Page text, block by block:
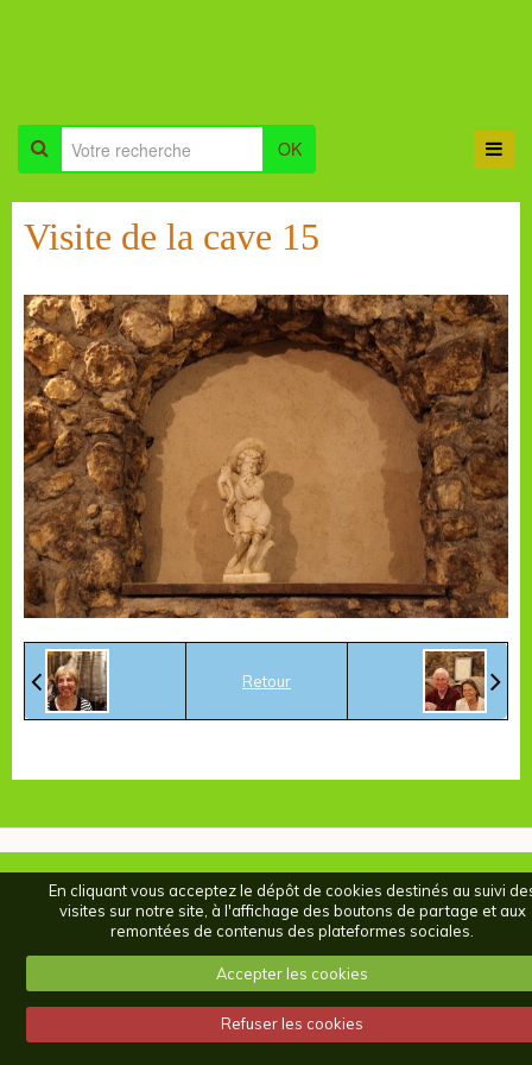
OK
Visite de la cave 15
Retour
En cliquant vous acceptez le dépôt de cookies destinés au suivi
visites sur notre site, à l'affichage des boutons de partage et aux
remontées de contenus des plateformes sociales.
Accepter les cookies
Refuser les cookies